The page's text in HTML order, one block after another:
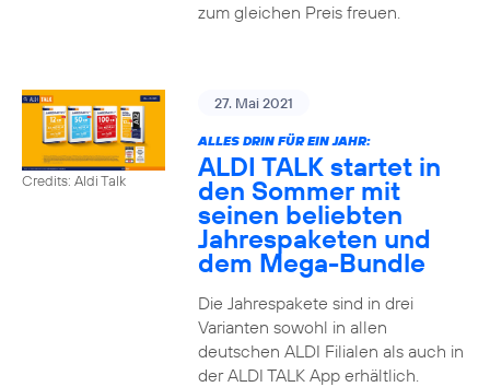
zum gleichen Preis freuen.
Credits: Aldi Talk
27. Mai 2021
ALLES DRIN FÜR EIN JAHR:
ALDI TALK startet in
den Sommer mit
seinen beliebten
Jahrespaketen und
dem Mega-Bundle
Die Jahrespakete sind in drei
Varianten sowohl in allen
deutschen ALDI Filialen als auch in
der ALDI TALK App erhältlich.